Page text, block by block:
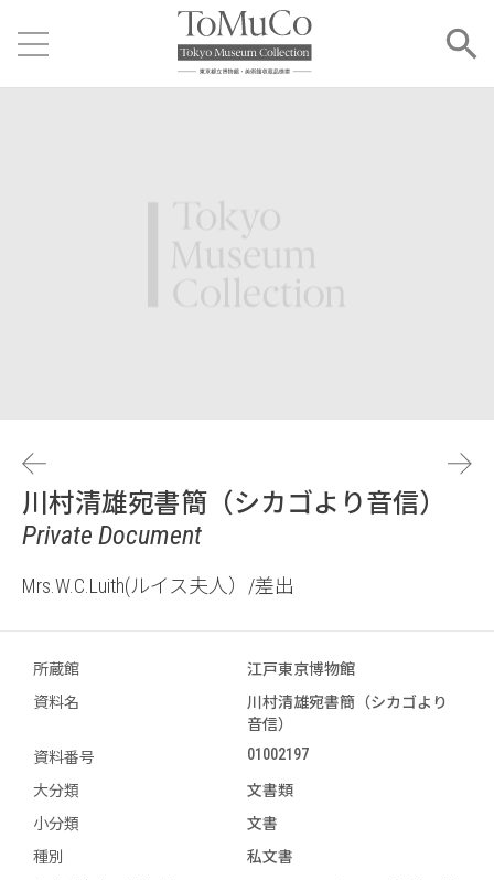
川村清雄宛書簡（シカゴより音信）
Private Document
Mrs.W.C.Luith(ルイス夫人）/差出
所蔵館
江戸東京博物館
資料名
川村清雄宛書簡（シカゴより
音信）
資料番号
01002197
大分類
文書類
小分類
文書
種別
私文書